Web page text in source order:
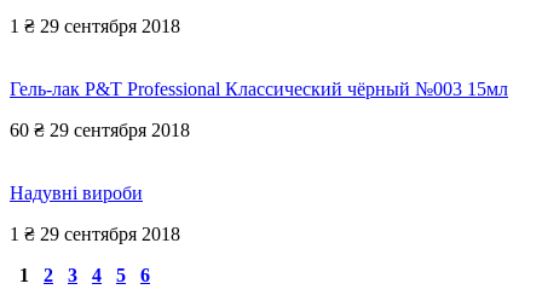
1 ₴ 29 сентября 2018
Гель-лак P&T Professional Классический чёрный №003 15мл
60 ₴ 29 сентября 2018
Надувні вироби
1 ₴ 29 сентября 2018
1
2 3 4 5 6